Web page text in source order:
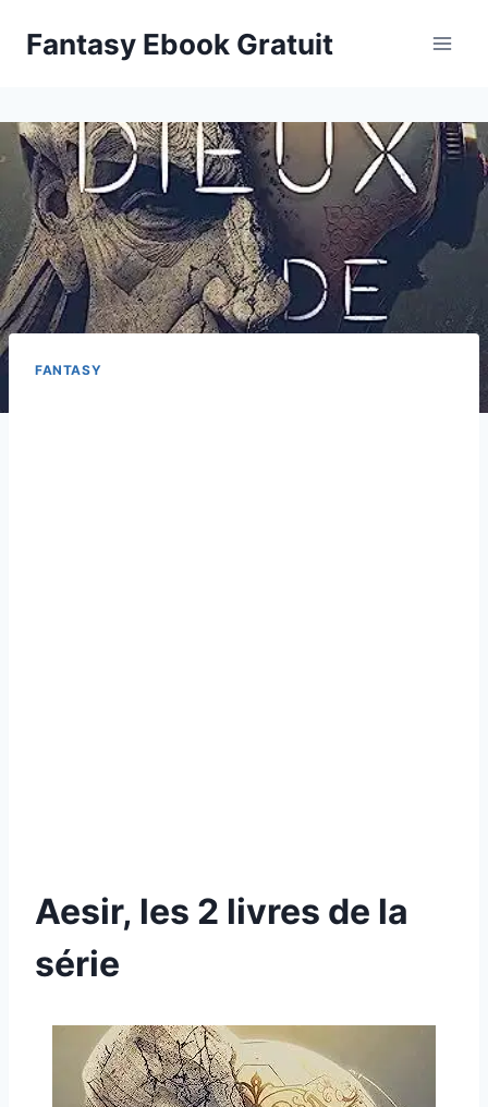
Fantasy Ebook Gratuit
FANTASY
Aesir, les 2 livres de la
série